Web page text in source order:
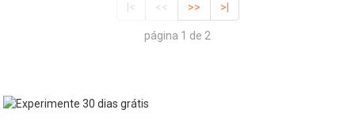
|< << >> >|
página 1 de 2